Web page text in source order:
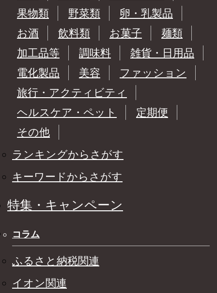
果物類
野菜類
卵・乳製品
お酒
飲料類 お菓子
麺類
加工品等
調味料
雑貨・日用品
電化製品
美容
ファッション
旅行・アクティビティ
ヘルスケア・ペット
定期便
その他
ランキングからさがす
キーワードからさがす
特集・キャンペーン
コラム
ふるさと納税関連
イオン関連